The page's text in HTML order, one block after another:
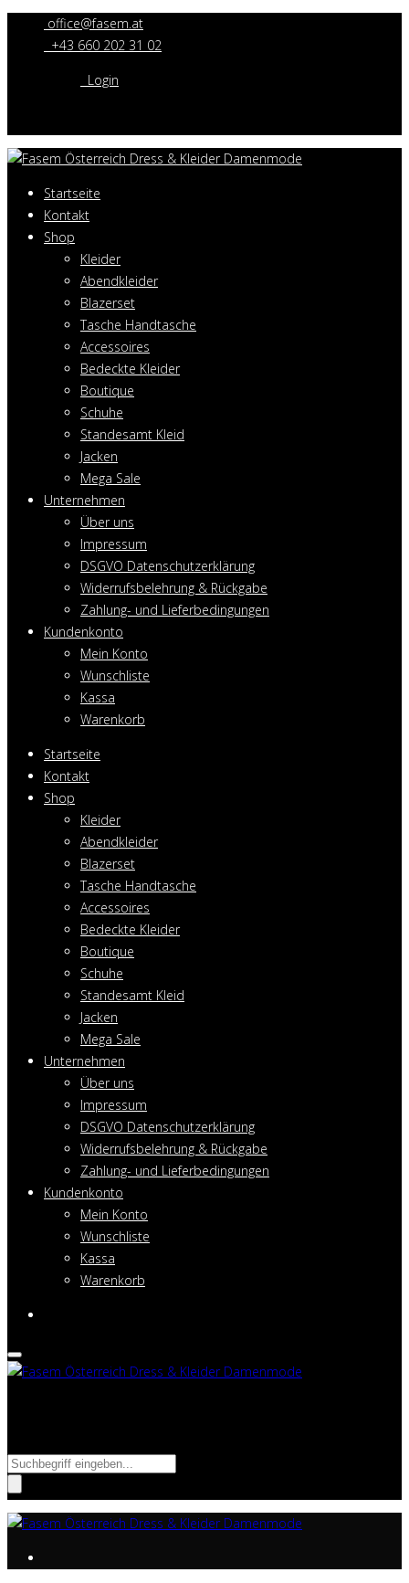
office@fasem.at
+43 660 202 31 02
Login
Startseite
Kontakt
Shop
Kleider
Abendkleider
Blazerset
Tasche Handtasche
Accessoires
Bedeckte Kleider
Boutique
Schuhe
Standesamt Kleid
Jacken
Mega Sale
Unternehmen
Über uns
Impressum
DSGVO Datenschutzerklärung
Widerrufsbelehrung & Rückgabe
Zahlung- und Lieferbedingungen
Kundenkonto
Mein Konto
Wunschliste
Kassa
Warenkorb
Startseite
Kontakt
Shop
Kleider
Abendkleider
Blazerset
Tasche Handtasche
Accessoires
Bedeckte Kleider
Boutique
Schuhe
Standesamt Kleid
Jacken
Mega Sale
Unternehmen
Über uns
Impressum
DSGVO Datenschutzerklärung
Widerrufsbelehrung & Rückgabe
Zahlung- und Lieferbedingungen
Kundenkonto
Mein Konto
Wunschliste
Kassa
Warenkorb